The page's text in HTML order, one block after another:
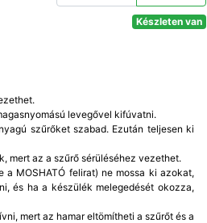
Készleten van
levegővel kifúvatni.
szűrőket szabad. Ezután teljesen ki
mert az a szűrő sérüléséhez vezethet.
MOSHATÓ felirat) ne mossa ki azokat,
és ha a készülék melegedését okozza,
mert az hamar eltömítheti a szűrőt és a